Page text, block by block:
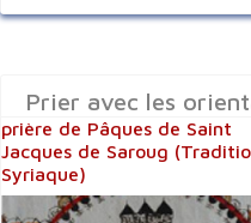
Prier avec les
prière de Pâques de Saint
Jacques de Saroug
Syriaque)